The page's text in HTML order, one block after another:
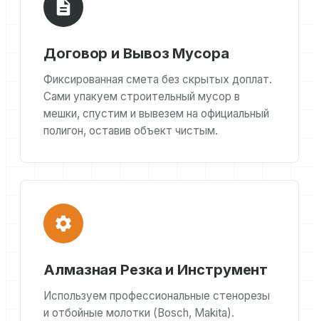
Договор и Вывоз Мусора
Фиксированная смета без скрытых доплат.
Сами упакуем строительный мусор в
мешки, спустим и вывезем на официальный
полигон, оставив объект чистым.
Алмазная Резка и Инструмент
Используем профессиональные стенорезы
и отбойные молотки (Bosch, Makita).